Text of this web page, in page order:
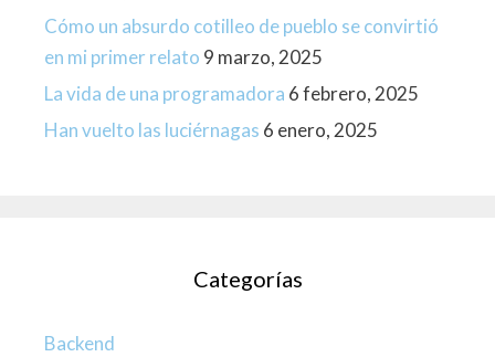
Cómo un absurdo cotilleo de pueblo se convirtió
en mi primer relato 9 marzo, 2025
La vida de una programadora 6 febrero, 2025
Han vuelto las luciérnagas 6 enero, 2025
Categorías
Backend